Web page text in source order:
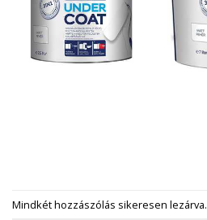
Mindkét hozzászólás sikeresen lezárva.